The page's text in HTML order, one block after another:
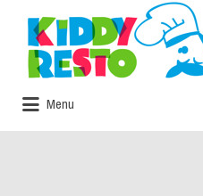
Rechercher:
Menu